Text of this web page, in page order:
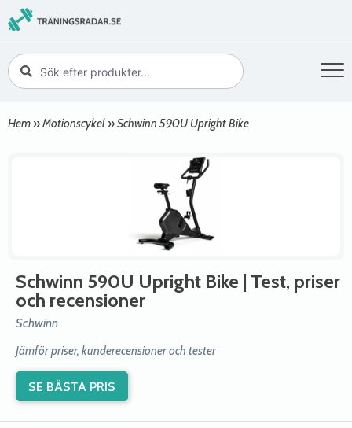
Hem »Motionscykel »Schwinn 590U Upright Bike
Schwinn 590U Upright Bike | Test, priser
och recensioner
Schwinn
Jämför priser, kunderecensioner och tester
SE BÄSTA PRIS